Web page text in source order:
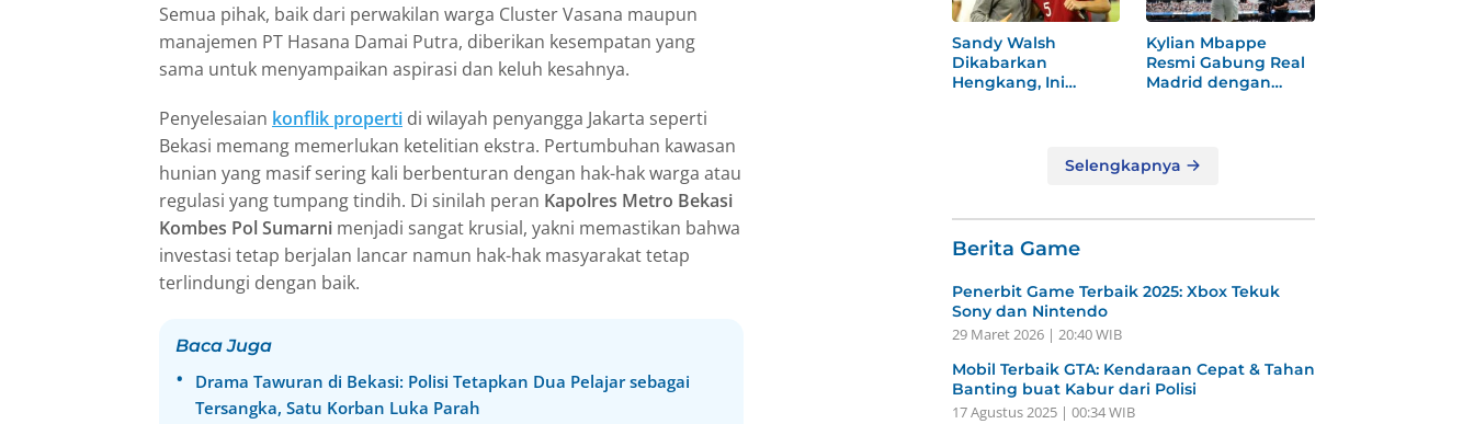
Semua pihak, baik dari perwakilan warga Cluster Vasana maupun
manajemen PT Hasana Damai Putra, diberikan kesempatan yang
sama untuk menyampaikan aspirasi dan keluh kesahnya.
Penyelesaian konflik properti di wilayah penyangga Jakarta seperti
Bekasi memang memerlukan ketelitian ekstra. Pertumbuhan kawasan
hunian yang masif sering kali berbenturan dengan hak-hak warga atau
regulasi yang tumpang tindih. Di sinilah peran Kapolres Metro Bekasi
Kombes Pol Sumarni menjadi sangat krusial, yakni memastikan bahwa
investasi tetap berjalan lancar namun hak-hak masyarakat tetap
terlindungi dengan baik.
Baca Juga
Drama Tawuran di Bekasi: Polisi Tetapkan Dua Pelajar sebagai
Tersangka, Satu Korban Luka Parah
Sandy Walsh
Dikabarkan
Hengkang, Ini
Kylian Mbappe
Resmi Gabung Real
Madrid dengan
Selengkapnya
Berita Game
Penerbit Game Terbaik 2025: Xbox Tekuk
Sony dan Nintendo
29 Maret 2026 | 20:40 WIB
Mobil Terbaik GTA: Kendaraan Cepat & Tahan
Banting buat Kabur dari Polisi
17 Agustus 2025 | 00:34 WIB